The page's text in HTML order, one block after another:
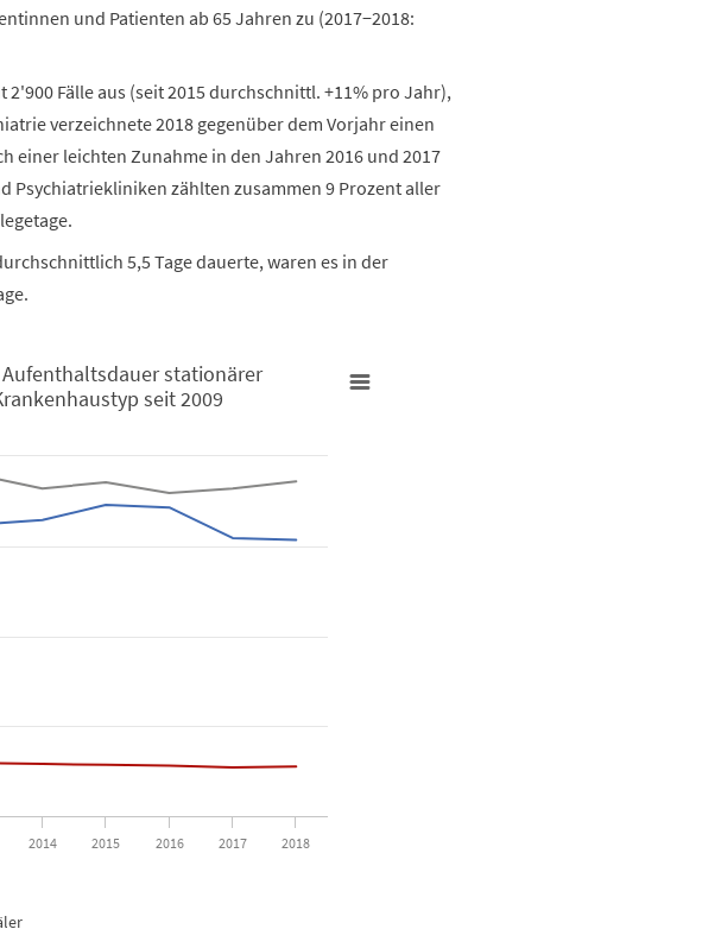
und Patienten ab 65 Jahren zu (2017−2018:
Fälle aus (seit 2015 durchschnittl. +11% pro Jahr),
verzeichnete 2018 gegenüber dem Vorjahr einen
einer leichten Zunahme in den Jahren 2016 und 2017
Psychiatriekliniken zählten zusammen 9 Prozent aller
5,5 Tage dauerte, waren es in der
Patienten und Patientinnen nach Krankenhaustyp seit 2009
5.4 to 38.1.
stationärer
seit 2009
2014 2015 2016 2017 2018